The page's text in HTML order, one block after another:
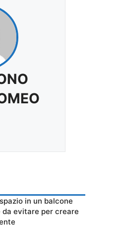
in un balcone
da evitare per creare